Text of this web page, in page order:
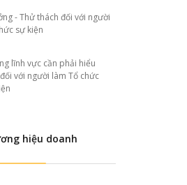
- Thử thách đối với người
sự kiện
lĩnh vực cần phải hiểu
với người làm Tổ chức
hiệu doanh